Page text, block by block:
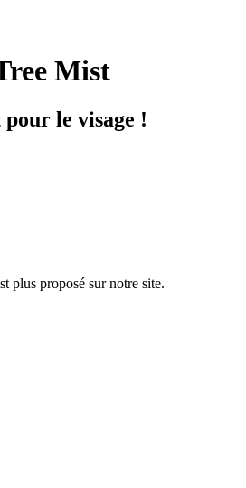
Mist
le visage !
plus proposé sur notre site.